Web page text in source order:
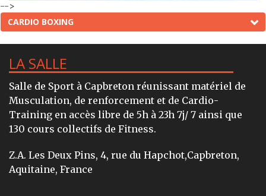
-->
CARDIO BOXING
LA SALLE
Salle de Sport à Capbreton réunissant matériel de
Musculation, de renforcement et de Cardio-
Training en accès libre de 5h à 23h 7j/ 7 ainsi que
130 cours collectifs de Fitness.
Z.A. Les Deux Pins, 4, rue du Hapchot,Capbreton,
Aquitaine, France